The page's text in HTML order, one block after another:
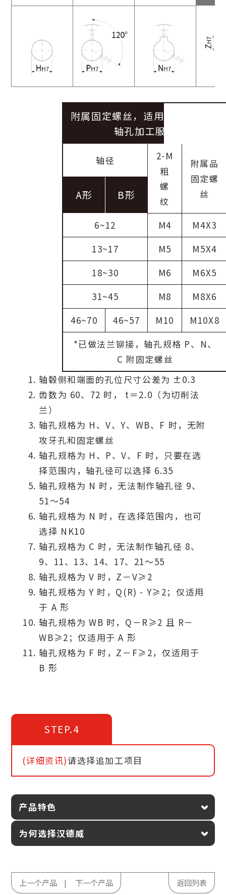
附属固定螺丝，适用于 P、N、C
轴孔加工服务
轴径
2-M
粗
螺
纹
附属品
固定螺
丝
A形 B形
6~12 M4
M4X3
13~17
M5
M5X4
18~30
M6
M6X5
31~45
M8
M8X6
46~70
46~57 M10
M10X8
*已做法兰铆接，轴孔规格 P、N、
C 附固定螺丝
轴毂侧和端面的孔位尺寸公差为 ±0.3
齿数为 60、72 时， t＝2.0（为切削法
兰）
轴孔规格为 H、V、Y、WB、F 时，无附
攻牙孔和固定螺丝
轴孔规格为 H、P、V、F 时，只要在选
择范围内，轴孔径可以选择 6.35
轴孔规格为 N 时，无法制作轴孔径 9、
51～54
轴孔规格为 N 时，在选择范围内，也可
选择 NK10
轴孔规格为 C 时，无法制作轴孔径 8、
9、11、13、14、17、21～55
轴孔规格为 V 时，Z－V≥2
轴孔规格为 Y 时，Q(R) - Y≥2；仅适用
于 A 形
轴孔规格为 WB 时，Q－R≥2 且 R－
WB≥2；仅适用于 A 形
轴孔规格为 F 时，Z－F≥2，仅适用于
B 形
STEP.4
(详细资讯)请选择追加工项目
产品特色
为何选择汉德威
上一个产品 下一个产品 返回列表